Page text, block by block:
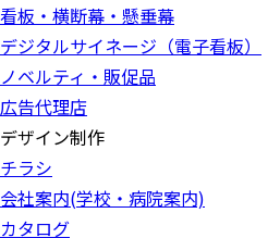
看板・横断幕・懸垂幕
デジタルサイネージ（電子看板）
ノベルティ・販促品
広告代理店
デザイン制作
チラシ
会社案内(学校・病院案内)
カタログ